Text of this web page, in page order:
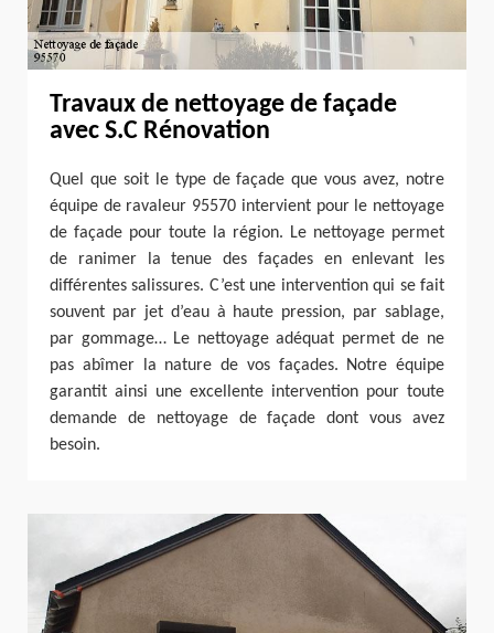
Travaux de nettoyage de façade
avec S.C Rénovation
Quel que soit le type de façade que vous avez, notre
équipe de ravaleur 95570 intervient pour le nettoyage
de façade pour toute la région. Le nettoyage permet
de ranimer la tenue des façades en enlevant les
différentes salissures. C’est une intervention qui se fait
souvent par jet d’eau à haute pression, par sablage,
par gommage… Le nettoyage adéquat permet de ne
pas abîmer la nature de vos façades. Notre équipe
garantit ainsi une excellente intervention pour toute
demande de nettoyage de façade dont vous avez
besoin.